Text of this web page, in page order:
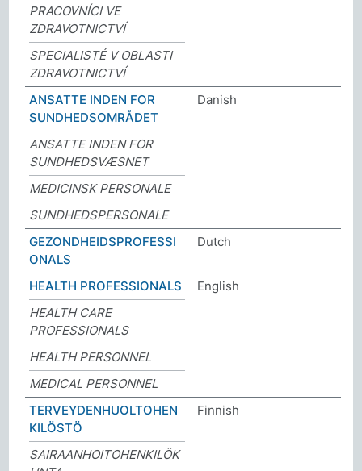
PRACOVNÍCI VE
ZDRAVOTNICTVÍ
SPECIALISTÉ V OBLASTI
ZDRAVOTNICTVÍ
ANSATTE INDEN FOR
SUNDHEDSOMRÅDET
Danish
ANSATTE INDEN FOR
SUNDHEDSVÆSNET
MEDICINSK PERSONALE
SUNDHEDSPERSONALE
GEZONDHEIDSPROFESSI
ONALS
Dutch
HEALTH PROFESSIONALS
English
HEALTH CARE
PROFESSIONALS
HEALTH PERSONNEL
MEDICAL PERSONNEL
TERVEYDENHUOLTOHEN
KILÖSTÖ
Finnish
SAIRAANHOITOHENKILÖK